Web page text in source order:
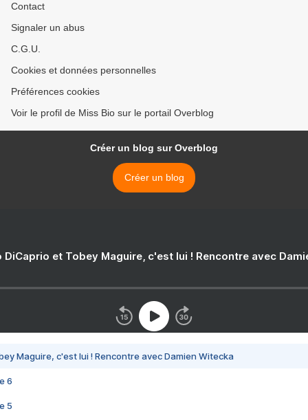
Contact
Signaler un abus
C.G.U.
Cookies et données personnelles
Préférences cookies
Voir le profil de Miss Bio sur le portail Overblog
Créer un blog sur Overblog
Créer un blog
DiCaprio et Tobey Maguire, c'est lui ! Rencontre avec
Maguire, c'est lui ! Rencontre avec Damien Witecka
6
5